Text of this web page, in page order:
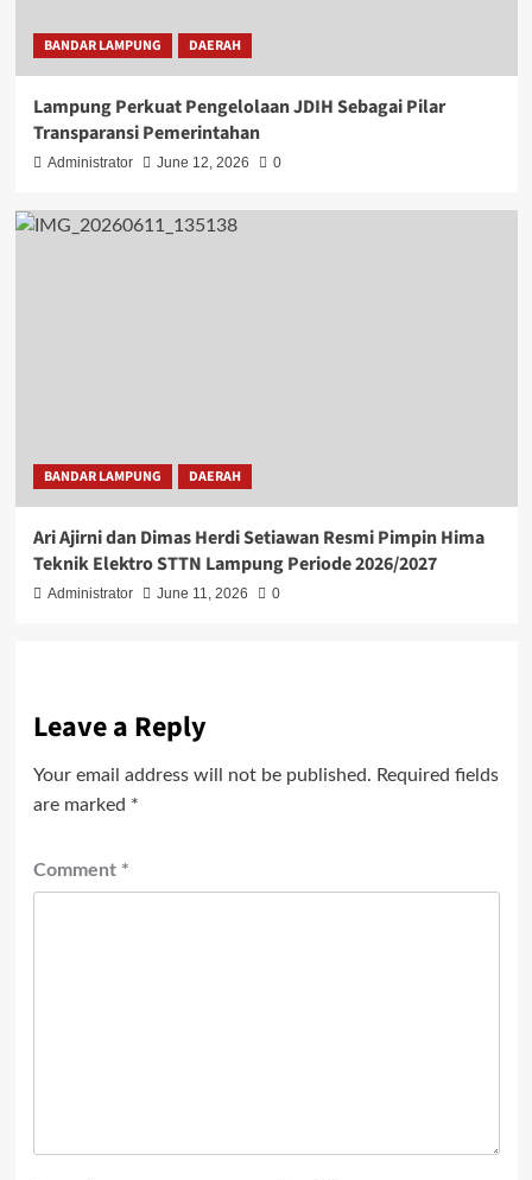
BANDAR LAMPUNG DAERAH
Lampung Perkuat Pengelolaan JDIH Sebagai Pilar
Transparansi Pemerintahan
Administrator June 12, 2026 0
BANDAR LAMPUNG DAERAH
Ari Ajirni dan Dimas Herdi Setiawan Resmi Pimpin Hima
Teknik Elektro STTN Lampung Periode 2026/2027
Administrator June 11, 2026 0
Leave a Reply
Your email address will not be published. Required fields
are marked *
Comment *